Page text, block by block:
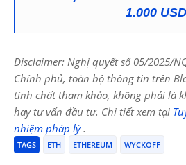
1.000 USD
Disclaimer: Nghị quyết số 05/2025/
Chính phủ, toàn bộ thông tin trên
tính chất tham khảo, không phải là
hay tư vấn đầu tư. Chi tiết xem tại
nhiệm pháp lý.
TAGS ETH ETHEREUM WYCKOFF